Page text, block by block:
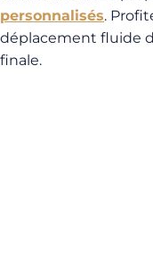
personnalisés.
déplacement fluide
finale.